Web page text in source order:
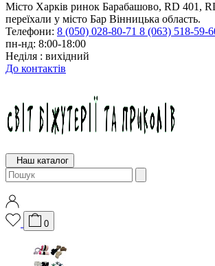
Місто Харків ринок Барабашово, RD 401,
переїхали у місто Бар Вінницька область.
Телефони: 8 (050) 028-80-71 8 (063) 518-59-
пн-нд: 8:00-18:00
Неділя : вихідний
До контактів
Наш каталог
0